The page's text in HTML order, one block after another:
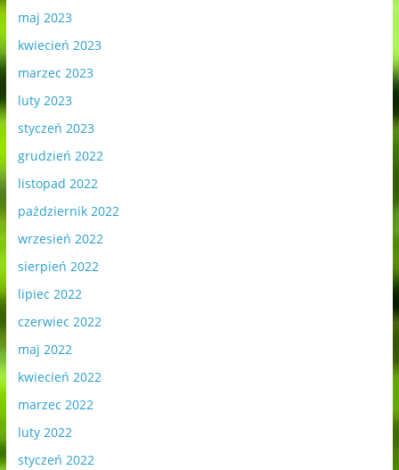
maj 2023
kwiecień 2023
marzec 2023
luty 2023
styczeń 2023
grudzień 2022
listopad 2022
październik 2022
wrzesień 2022
sierpień 2022
lipiec 2022
czerwiec 2022
maj 2022
kwiecień 2022
marzec 2022
luty 2022
styczeń 2022